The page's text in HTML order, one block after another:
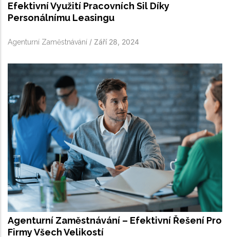
Efektivní Využití Pracovních Sil Díky
Personálnímu Leasingu
Agenturní Zaměstnávání / Září 28, 2024
Agenturní Zaměstnávání – Efektivní Řešení Pro
Firmy Všech Velikostí